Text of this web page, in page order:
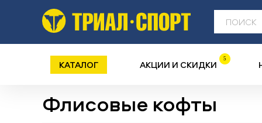
КАТАЛОГ АКЦИИ И СКИДКИ 5
Флисовые кофты